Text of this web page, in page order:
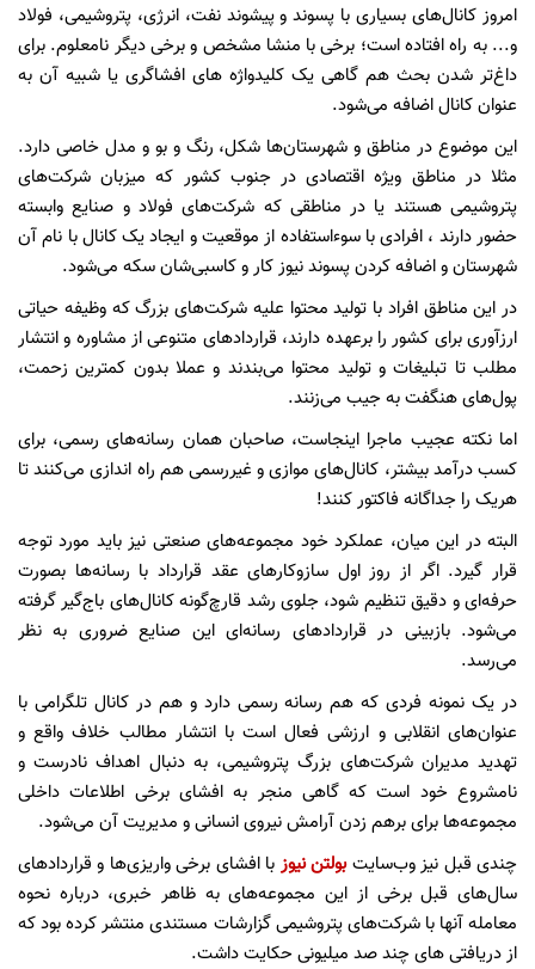
امروز کانال‌های بسیاری با پسوند و پیشوند نفت، انرژی، پتروشیمی، فولاد
و... به راه افتاده است؛ برخی با منشا مشخص و برخی دیگر نامعلوم. برای
داغ‌تر شدن بحث هم گاهی یک کلیدواژه های افشاگری یا شبیه آن به
عنوان کانال اضافه می‌شود.
این موضوع در مناطق و شهرستان‌ها شکل، رنگ و بو و مدل خاصی دارد.
مثلا در مناطق ویژه اقتصادی در جنوب کشور که میزبان شرکت‌های
پتروشیمی هستند یا در مناطقی که شرکت‌های فولاد و صنایع وابسته
حضور دارند ، افرادی با سوء‌استفاده از موقعیت و ایجاد یک کانال با نام آن
شهرستان و اضافه کردن پسوند نیوز کار و‌ کاسبی‌شان سکه می‌شود.
در این مناطق افراد با تولید محتوا علیه شرکت‌های بزرگ که وظیفه حیاتی
ارزآوری‌ برای کشور را برعهده دارند، قرارداد‌های متنوعی از مشاوره و انتشار
مطلب تا تبلیغات و تولید محتوا می‌بندند و عملا بدون کمترین زحمت،
پول‌های هنگفت به جیب می‌زنند.
اما نکته عجیب ماجرا اینجاست، صاحبان همان رسانه‌های رسمی، برای
کسب درآمد بیشتر، کانال‌های موازی و غیررسمی هم راه اندازی می‌کنند تا
هریک را جداگانه فاکتور کنند!
البته در این میان، عملکرد خود مجموعه‌های صنعتی نیز باید مورد توجه
قرار گیرد. اگر از روز اول سازوکارهای عقد قرارداد با رسانه‌ها بصورت
حرفه‌ای و دقیق تنظیم شود، جلوی رشد قارچ‌گونه کانال‌های باج‌گیر گرفته
می‌شود. بازبینی در قراردادهای رسانه‌ای این صنایع ضروری به نظر
می‌رسد.
در یک نمونه فردی که هم رسانه رسمی دارد و هم در کانال تلگرامی با
عنوان‌های انقلابی و ارزشی فعال است با انتشار مطالب خلاف واقع و
تهدید مدیران شرکت‌های بزرگ پتروشیمی، به دنبال اهداف نادرست و
نامشروع خود است که گاهی منجر به افشای برخی اطلاعات داخلی
مجموعه‌ها برای برهم زدن آرامش نیروی انسانی و مدیریت آن می‌شود.
چندی قبل نیز وب‌سایتبولتن نیوز با افشای برخی واریزی‌ها و قراردادهای
سال‌های قبل برخی از این مجموعه‌های به ظاهر خبری، درباره نحوه
معامله آنها با شرکت‌های پتروشیمی گزارشات مستندی منتشر کرده بود که
از دریافتی های چند صد میلیونی حکایت داشت.